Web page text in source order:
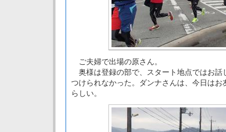
ご夫婦で出場の原さん。
奥様は登録の部で、スタート地点ではお話
つけられなかった。ダンナさんは、今日はお
らしい。